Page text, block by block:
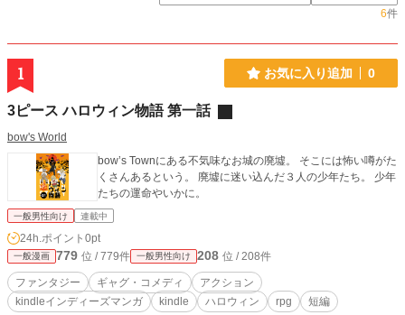
6件
1 お気に入り追加 0
3ピース ハロウィン物語 第一話
bow's World
bow’s Townにある不気味なお城の廃墟。 そこには怖い噂がた
くさんあるという。 廃墟に迷い込んだ３人の少年たち。 少年
たちの運命やいかに。
一般男性向け 連載中
24h.ポイント 0pt
一般漫画 779 位 / 779件 一般男性向け 208 位 / 208件
ファンタジー ギャグ・コメディ
アクション
kindleインディーズマンガ
kindle ハロウィン rpg 短編